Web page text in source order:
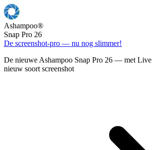
Ashampoo®
Snap Pro 26
De screenshot-pro — nu nog slimmer!
De nieuwe Ashampoo Snap Pro 26 — met
nieuw soort screenshot